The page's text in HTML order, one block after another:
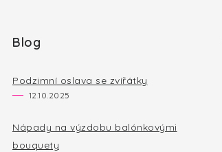
Blog
Podzimní oslava se zvířátky
12.10.2025
Nápady na výzdobu balónkovými
bouquety